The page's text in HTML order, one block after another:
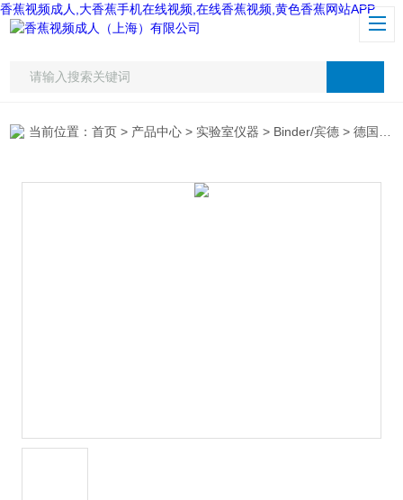
香蕉视频成人,大香蕉手机在线视频,在线香蕉视频,黄色香蕉网站APP
当前位置：首页 > 产品中心 > 实验室仪器 > Binder/宾德 > 德国宾德FED115干燥箱 烘箱